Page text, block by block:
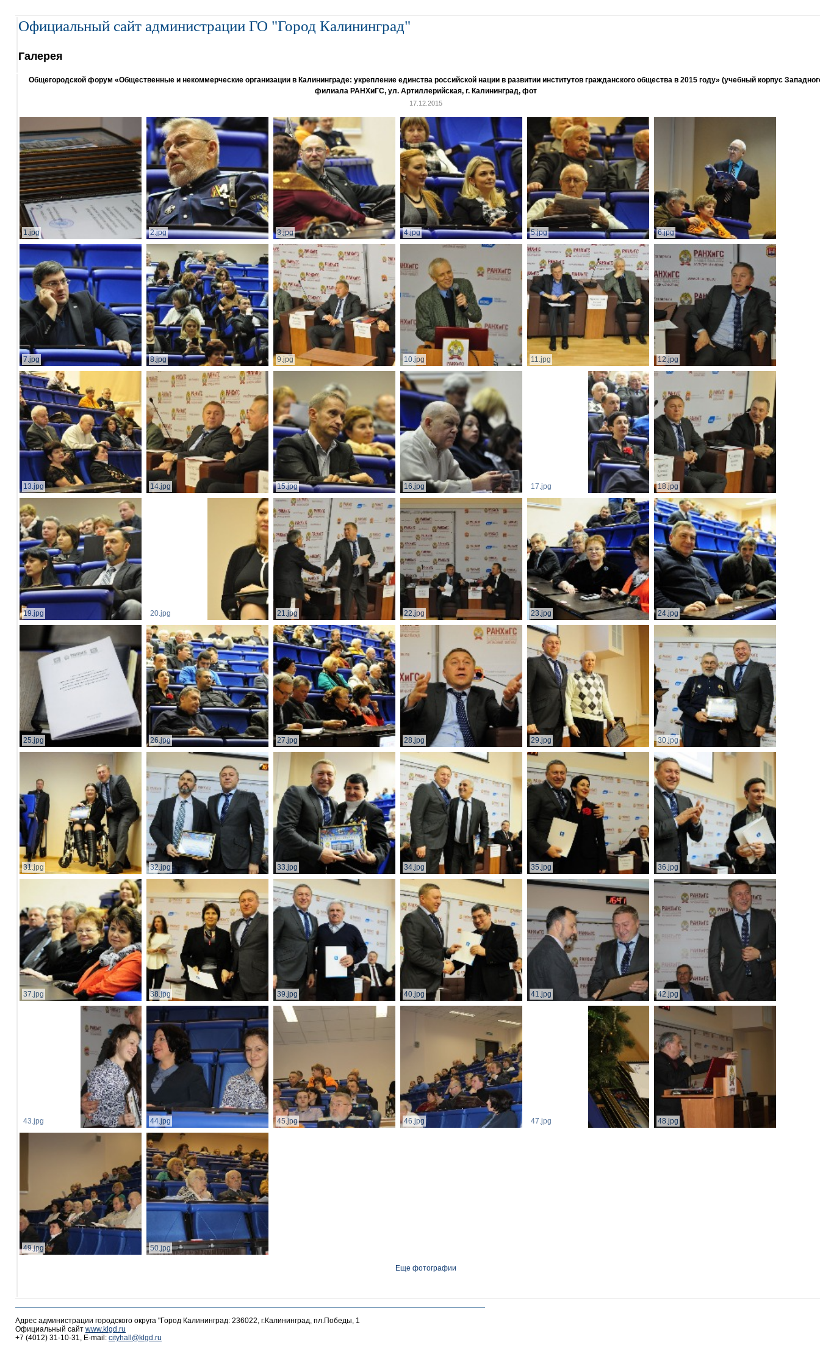
Официальный сайт администрации ГО "Город Калининград"
Галерея
Общегородской форум «Общественные и некоммерческие организации в Калининграде: укрепление единства российской нации в развитии институтов гражданского общества в 2015 году» (учебный корпус
филиала РАНХиГС, ул. Артиллерийская, г. Калининград, фот
17.12.2015
1.jpg 2.jpg 3.jpg 4.jpg 5.jpg 6.jpg
7.jpg 8.jpg 9.jpg 10.jpg 11.jpg 12.jpg
13.jpg 14.jpg 15.jpg 16.jpg 17.jpg 18.jpg
19.jpg 20.jpg 21.jpg 22.jpg 23.jpg 24.jpg
25.jpg 26.jpg 27.jpg 28.jpg 29.jpg 30.jpg
31.jpg 32.jpg 33.jpg 34.jpg 35.jpg 36.jpg
37.jpg 38.jpg 39.jpg 40.jpg 41.jpg 42.jpg
43.jpg 44.jpg 45.jpg 46.jpg 47.jpg 48.jpg
49.jpg 50.jpg
Еще фотографии
Адрес администрации городского округа "Город Калининград: 236022, г.Калининград, пл.Победы, 1
Официальный сайт www.klgd.ru
+7 (4012) 31-10-31, E-mail: cityhall@klgd.ru